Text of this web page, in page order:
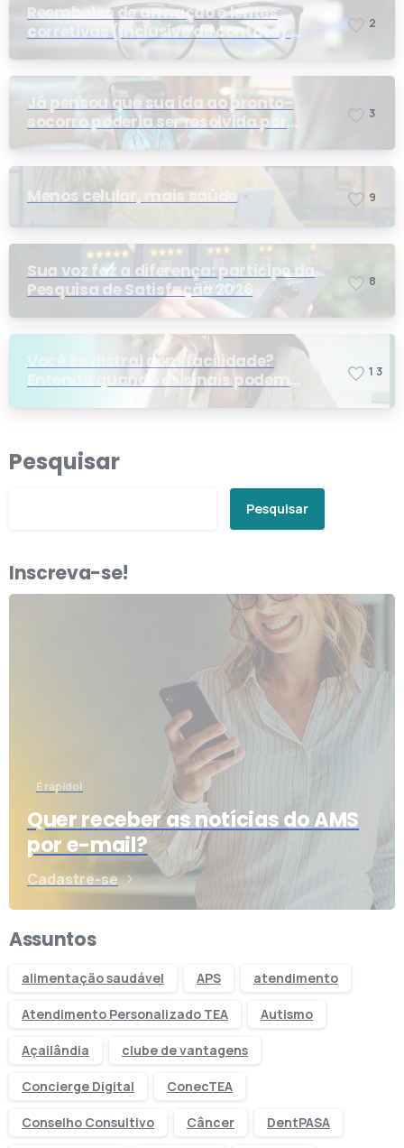
Reembolso de armação e lentes
corretivas (inclusive de contato):
confira documentos necessários e
2
Já pensou que sua ida ao pronto-
socorro poderia ser resolvida por
telemedicina?
3
Menos celular, mais saúde 9
Sua voz faz a diferença: participe da
Pesquisa de Satisfação 2026
8
Você se distrai com facilidade?
Entenda quando os sinais podem
1 3
Pesquisar
Pesquisar
Inscreva-se!
É rápido!
Quer receber as notícias do AMS
por e-mail?
Cadastre-se
Assuntos
alimentação saudável APS atendimento
Atendimento Personalizado TEA Autismo
Açailândia clube de vantagens
Concierge Digital ConecTEA
Conselho Consultivo Câncer DentPASA